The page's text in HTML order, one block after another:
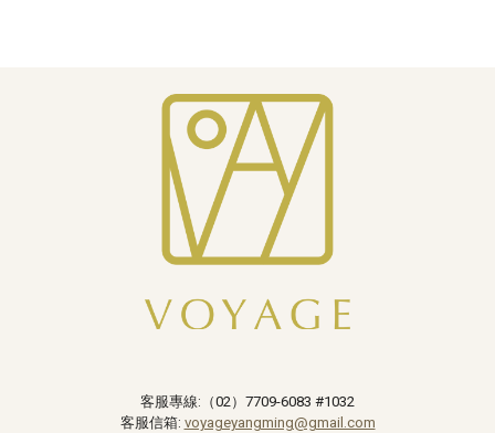
客服專線:（02） 7709-6083 #1032
客服信箱: voyageyangming@gmail.com